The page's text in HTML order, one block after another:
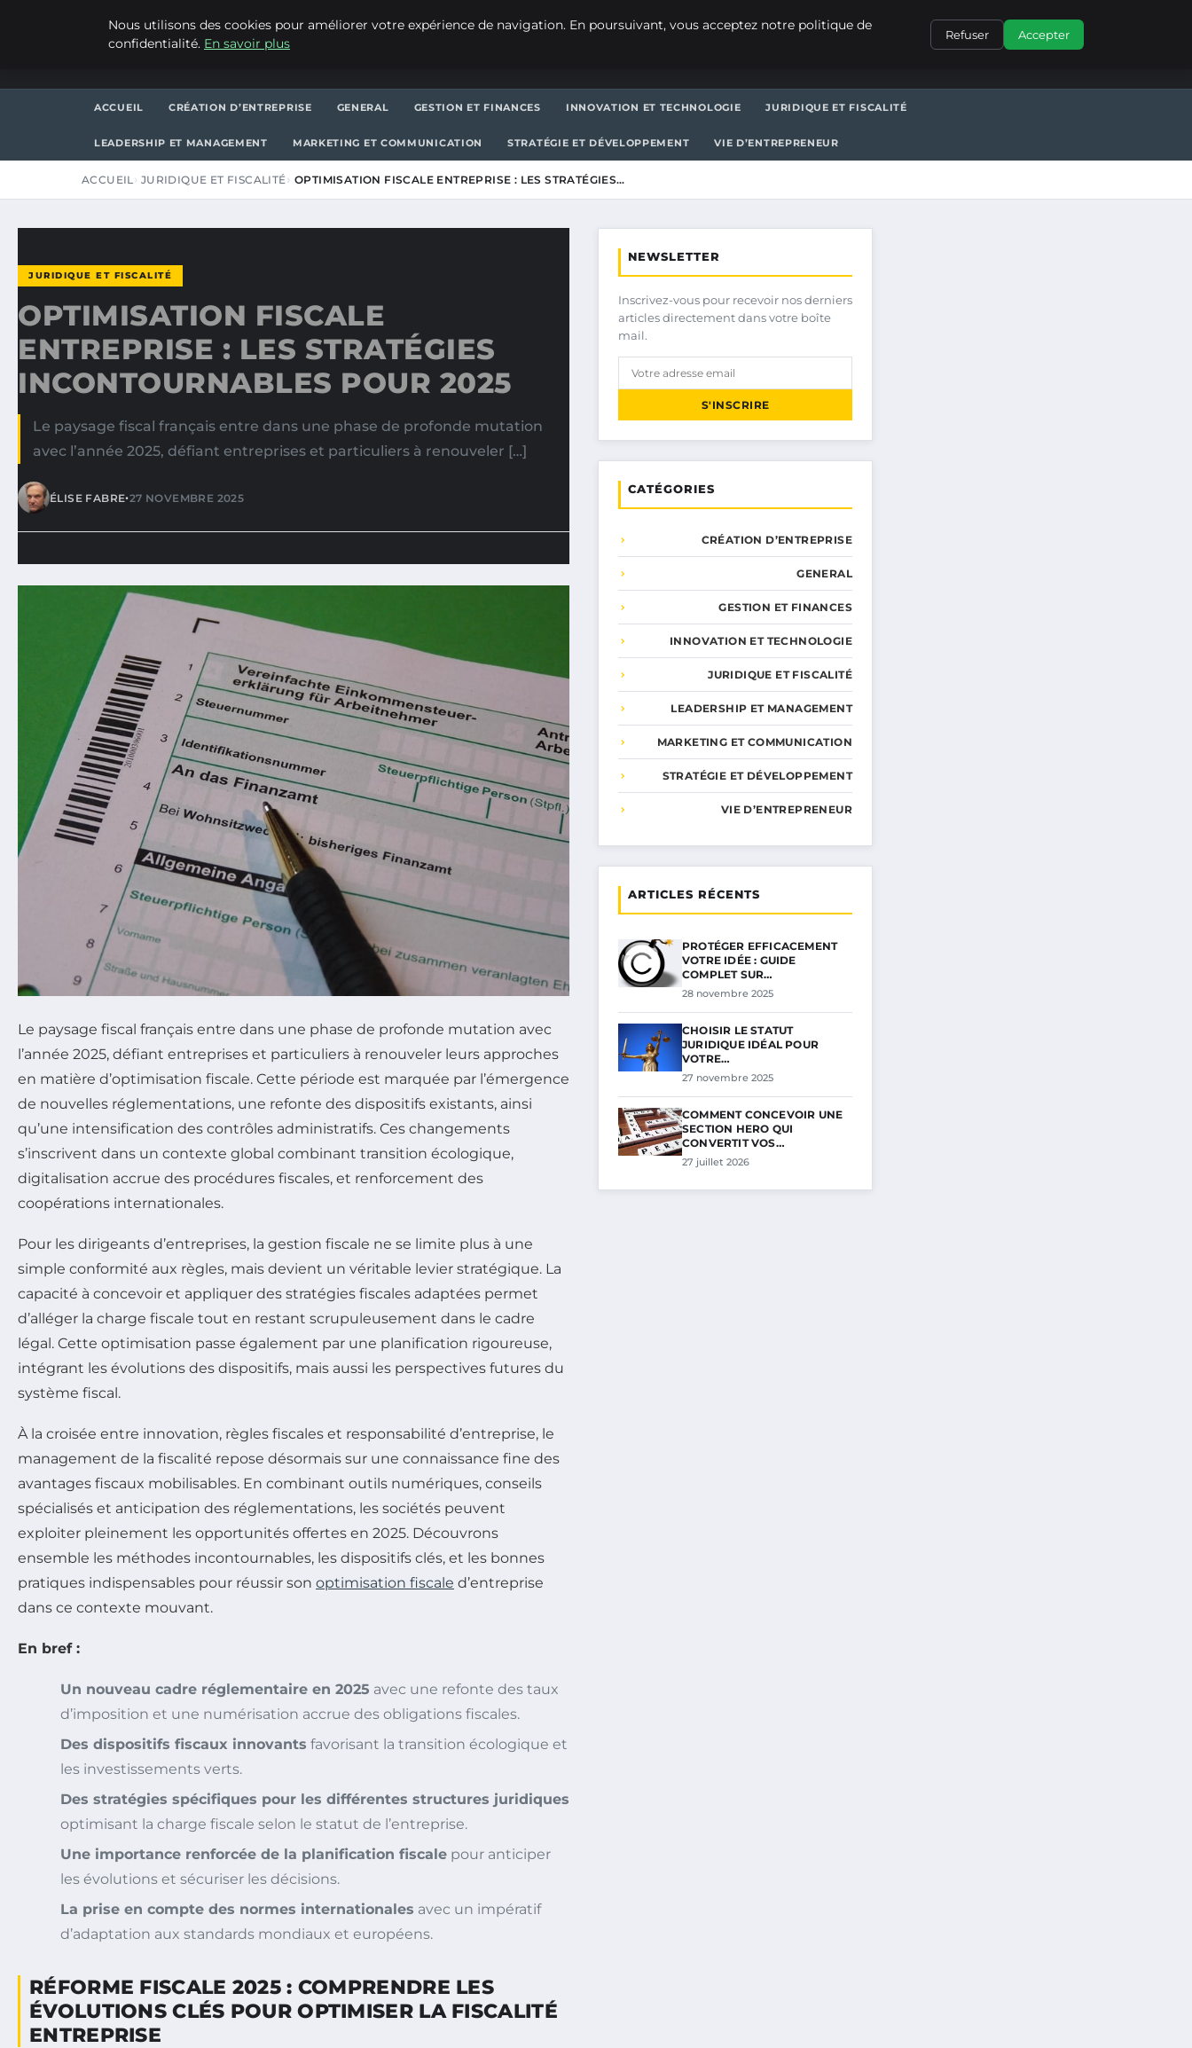
ACCUEIL CRÉATION D’ENTREPRISE GENERAL GESTION ET FINANCES INNOVATION ET TECHNOLOGIE JURIDIQUE ET FISCALITÉ
LEADERSHIP ET MANAGEMENT MARKETING ET COMMUNICATION STRATÉGIE ET DÉVELOPPEMENT VIE D’ENTREPRENEUR
ACCUEIL JURIDIQUE ET FISCALITÉ OPTIMISATION FISCALE ENTREPRISE : LES STRATÉGIES…
JURIDIQUE ET FISCALITÉ
OPTIMISATION FISCALE
ENTREPRISE : LES STRATÉGIES
INCONTOURNABLES POUR 2025
Le paysage fiscal français entre dans une phase de profonde mutation
avec l’année 2025, défiant entreprises et particuliers à renouveler […]
ÉLISE FABRE•27 NOVEMBRE 2025
Le paysage fiscal français entre dans une phase de profonde mutation avec
l’année 2025, défiant entreprises et particuliers à renouveler leurs approches
en matière d’optimisation fiscale. Cette période est marquée par l’émergence
de nouvelles réglementations, une refonte des dispositifs existants, ainsi
qu’une intensification des contrôles administratifs. Ces changements
s’inscrivent dans un contexte global combinant transition écologique,
digitalisation accrue des procédures fiscales, et renforcement des
coopérations internationales.
Pour les dirigeants d’entreprises, la gestion fiscale ne se limite plus à une
simple conformité aux règles, mais devient un véritable levier stratégique. La
capacité à concevoir et appliquer des stratégies fiscales adaptées permet
d’alléger la charge fiscale tout en restant scrupuleusement dans le cadre
légal. Cette optimisation passe également par une planification rigoureuse,
intégrant les évolutions des dispositifs, mais aussi les perspectives futures du
système fiscal.
À la croisée entre innovation, règles fiscales et responsabilité d’entreprise, le
management de la fiscalité repose désormais sur une connaissance fine des
avantages fiscaux mobilisables. En combinant outils numériques, conseils
spécialisés et anticipation des réglementations, les sociétés peuvent
exploiter pleinement les opportunités offertes en 2025. Découvrons
ensemble les méthodes incontournables, les dispositifs clés, et les bonnes
pratiques indispensables pour réussir son optimisation fiscale d’entreprise
dans ce contexte mouvant.
En bref :
Un nouveau cadre réglementaire en 2025 avec une refonte des taux
d’imposition et une numérisation accrue des obligations fiscales.
Des dispositifs fiscaux innovants favorisant la transition écologique et
les investissements verts.
Des stratégies spécifiques pour les différentes structures juridiques
optimisant la charge fiscale selon le statut de l’entreprise.
Une importance renforcée de la planification fiscale pour anticiper
les évolutions et sécuriser les décisions.
La prise en compte des normes internationales avec un impératif
d’adaptation aux standards mondiaux et européens.
RÉFORME FISCALE 2025 : COMPRENDRE LES
ÉVOLUTIONS CLÉS POUR OPTIMISER LA FISCALITÉ
ENTREPRISE
NEWSLETTER
Inscrivez-vous pour recevoir nos derniers
articles directement dans votre boîte
mail.
S'INSCRIRE
CATÉGORIES
CRÉATION D’ENTREPRISE
GENERAL
GESTION ET FINANCES
INNOVATION ET TECHNOLOGIE
JURIDIQUE ET FISCALITÉ
LEADERSHIP ET MANAGEMENT
MARKETING ET COMMUNICATION
STRATÉGIE ET DÉVELOPPEMENT
VIE D’ENTREPRENEUR
ARTICLES RÉCENTS
PROTÉGER EFFICACEMENT
VOTRE IDÉE : GUIDE
COMPLET SUR…
28 novembre 2025
CHOISIR LE STATUT
JURIDIQUE IDÉAL POUR
VOTRE…
27 novembre 2025
COMMENT CONCEVOIR UNE
SECTION HERO QUI
CONVERTIT VOS…
27 juillet 2026
Nous utilisons des cookies pour améliorer votre expérience de navigation. En poursuivant, vous acceptez notre politique de
confidentialité. En savoir plus
Refuser Accepter